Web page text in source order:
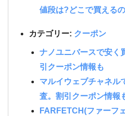
値段は?どこで買える
カテゴリー: クーポン
ナノユニバースで安く
引クーポン情報も
マルイウェブチャネル
査。割引クーポン情報
FARFETCH(ファーフ